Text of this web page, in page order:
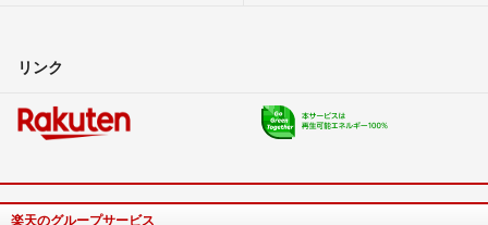
リンク
楽天のグループサービス